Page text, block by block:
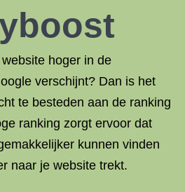
hoger in de
verschijnt? Dan is het
te besteden aan de ranking
ranking zorgt ervoor dat
kunnen vinden
naar je website trekt.